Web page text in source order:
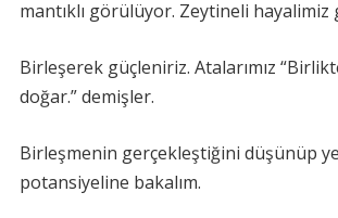
mantıklı görülüyor. Zeytineli hayalimiz
Birleşerek güçleniriz. Atalarımız
doğar.” demişler.
Birleşmenin gerçekleştiğini düşünüp
potansiyeline bakalım.